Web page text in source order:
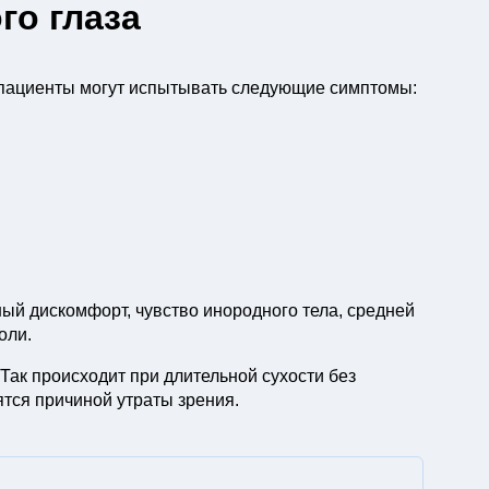
глаза
могут испытывать следующие симптомы:
дискомфорт, чувство инородного тела, средней
происходит при длительной сухости без
причиной утраты зрения.